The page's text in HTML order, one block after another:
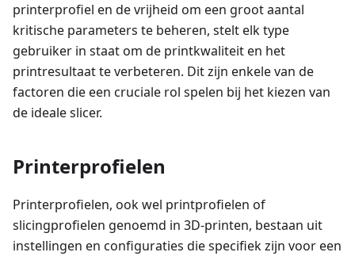
printerprofiel en de vrijheid om een groot aantal
kritische parameters te beheren, stelt elk type
gebruiker in staat om de printkwaliteit en het
printresultaat te verbeteren. Dit zijn enkele van de
factoren die een cruciale rol spelen bij het kiezen van
de ideale slicer.
Printerprofielen
Printerprofielen, ook wel printprofielen of
slicingprofielen genoemd in 3D-printen, bestaan uit
instellingen en configuraties die specifiek zijn voor een